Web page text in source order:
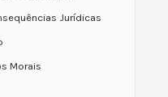
Jurídicas
Morais